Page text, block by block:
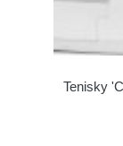
Tenisky